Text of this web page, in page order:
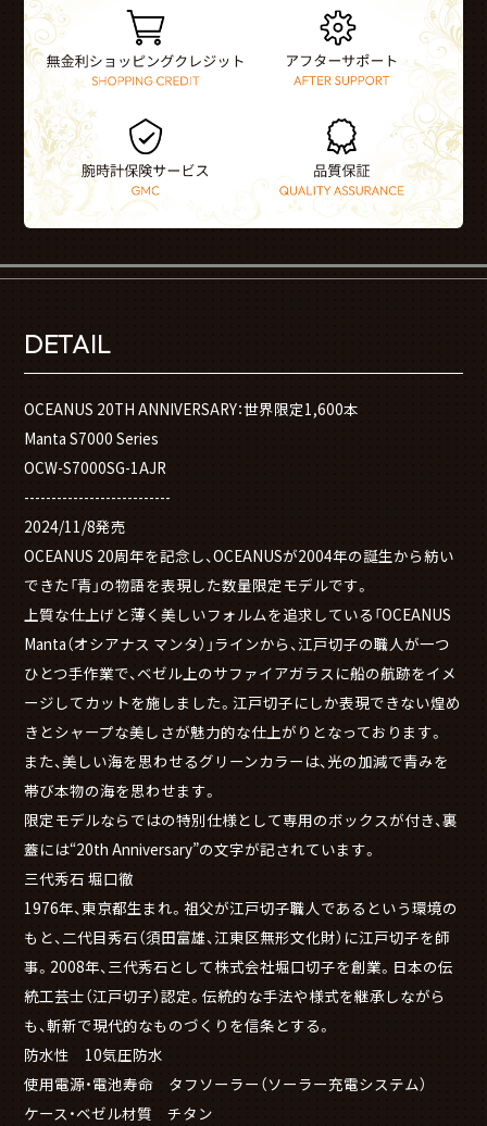
DETAIL
OCEANUS 20TH ANNIVERSARY：世界限定1,600本
Manta S7000 Series
OCW-S7000SG-1AJR
---------------------------
2024/11/8発売
OCEANUS 20周年を記念し、OCEANUSが2004年の誕生から紡い
できた「青」の物語を表現した数量限定モデルです。
上質な仕上げと薄く美しいフォルムを追求している「OCEANUS
Manta（オシアナス マンタ）」ラインから、江戸切子の職人が一つ
ひとつ手作業で、ベゼル上のサファイアガラスに船の航跡をイメ
ージしてカットを施しました。江戸切子にしか表現できない煌め
きとシャープな美しさが魅力的な仕上がりとなっております。
また、美しい海を思わせるグリーンカラーは、光の加減で青みを
帯び本物の海を思わせます。
限定モデルならではの特別仕様として専用のボックスが付き、裏
蓋には“20th Anniversary”の文字が記されています。
三代秀石 堀口徹
1976年、東京都生まれ。祖父が江戸切子職人であるという環境の
もと、二代目秀石（須田富雄、江東区無形文化財）に江戸切子を師
事。2008年、三代秀石として株式会社堀口切子を創業。日本の伝
統工芸士（江戸切子）認定。伝統的な手法や様式を継承しながら
も、斬新で現代的なものづくりを信条とする。
防水性 10気圧防水
使用電源・電池寿命 タフソーラー（ソーラー充電システム）
ケース・ベゼル材質 チタン